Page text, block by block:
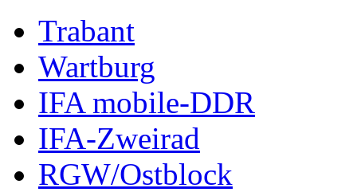
Trabant
Wartburg
IFA mobile-DDR
IFA-Zweirad
RGW/Ostblock